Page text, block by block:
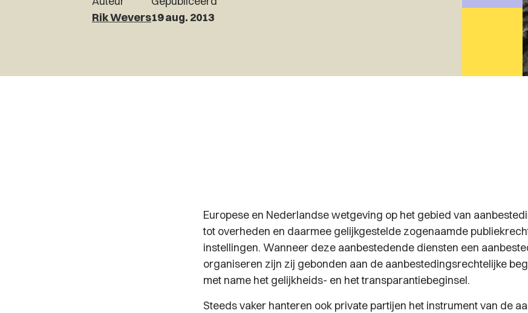
Rik Wevers19 aug. 2013
Europese en Nederlandse wetgeving op het gebied van
tot overheden en daarmee gelijkgestelde zogenaamde
instellingen. Wanneer deze aanbestedende diensten een
organiseren zijn zij gebonden aan de aanbestedingsrechtelijke
met name het gelijkheids- en het transparantiebeginsel.
Steeds vaker hanteren ook private partijen het instrument van de